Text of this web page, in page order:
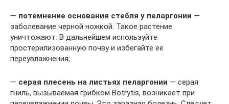
— потемнение основания стебля у пеларгонии —
заболевание черной ножкой. Такое растение
уничтожают. В дальнейшем используйте
простерилизованную почву и избегайте ее
переувлажнения;
— серая плесень на листьях пеларгонии — серая
гниль, вызываемая грибком Botrytis, возникает при